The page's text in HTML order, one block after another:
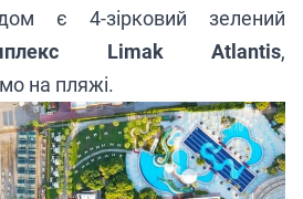
є 4-зірковий зелений
Limak Atlantis,
на пляжі.